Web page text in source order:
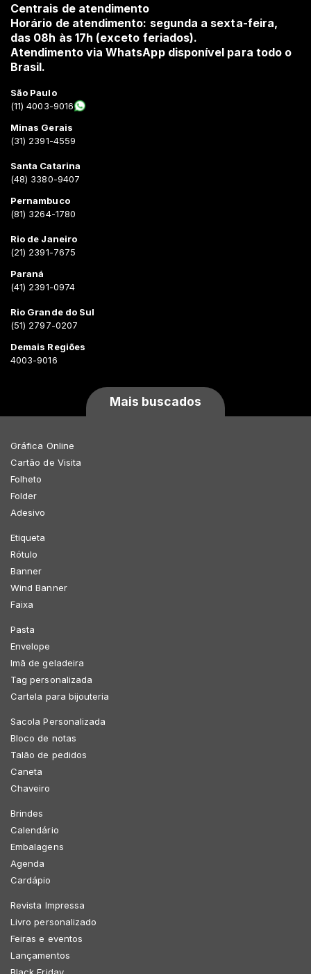
Centrais de atendimento
Horário de atendimento: segunda a sexta-feira,
das 08h às 17h (exceto feriados).
Atendimento via WhatsApp disponível para todo o
Brasil.
São Paulo
(11) 4003-9016
Minas Gerais
(31) 2391-4559
Santa Catarina
(48) 3380-9407
Pernambuco
(81) 3264-1780
Rio de Janeiro
(21) 2391-7675
Paraná
(41) 2391-0974
Rio Grande do Sul
(51) 2797-0207
Demais Regiões
4003-9016
Mais buscados
Gráfica Online
Cartão de Visita
Folheto
Folder
Adesivo
Etiqueta
Rótulo
Banner
Wind Banner
Faixa
Pasta
Envelope
Imã de geladeira
Tag personalizada
Cartela para bijouteria
Sacola Personalizada
Bloco de notas
Talão de pedidos
Caneta
Chaveiro
Brindes
Calendário
Embalagens
Agenda
Cardápio
Revista Impressa
Livro personalizado
Feiras e eventos
Lançamentos
Black Friday